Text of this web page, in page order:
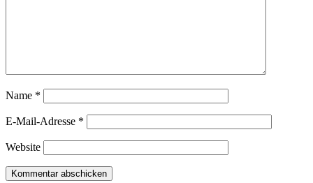
Name *
E-Mail-Adresse *
Website